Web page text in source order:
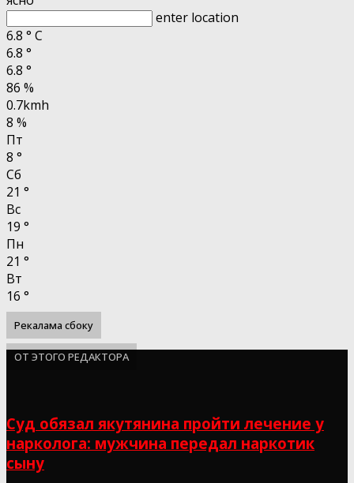
enter location
6.8 ° C
6.8 °
6.8 °
86 %
0.7kmh
8 %
Пт
8 °
Сб
21 °
Вс
19 °
Пн
21 °
Вт
16 °
Рекалама сбоку
ОТ ЭТОГО РЕДАКТОРА
Суд обязал якутянина пройти лечение у
нарколога: мужчина передал наркотик
сыну